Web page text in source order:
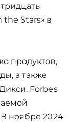
Stars» в
продуктов,
а также
Forbes
В ноябре 2024